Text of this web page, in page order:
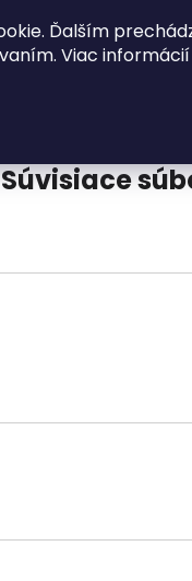
Ďalším
Viac informácií
Súvisiace